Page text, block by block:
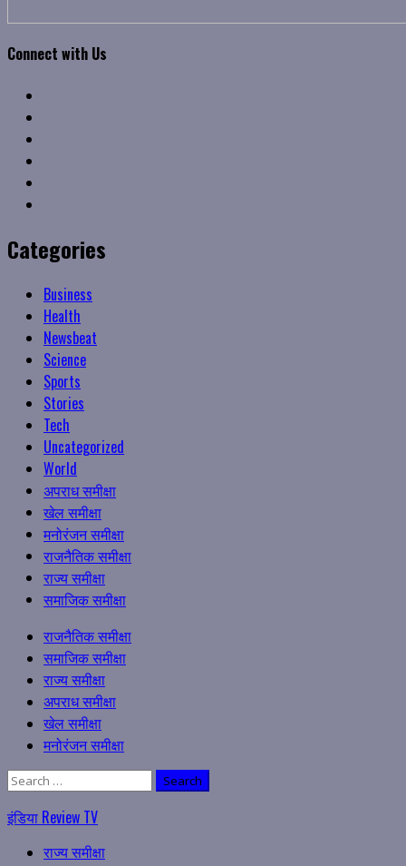
Connect with Us
Categories
Business
Health
Newsbeat
Science
Sports
Stories
Tech
Uncategorized
World
अपराध समीक्षा
खेल समीक्षा
मनोरंजन समीक्षा
राजनैतिक समीक्षा
राज्य समीक्षा
समाजिक समीक्षा
Primary
Menu
राजनैतिक समीक्षा
समाजिक समीक्षा
राज्य समीक्षा
अपराध समीक्षा
खेल समीक्षा
मनोरंजन समीक्षा
Search
इंडिया Review TV
राज्य समीक्षा